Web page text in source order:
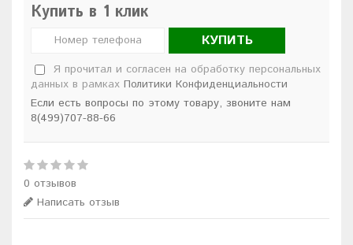
Купить в 1 клик
КУПИТЬ
Я прочитал и согласен на обработку персональных
данных в рамках Политики Конфиденциальности
Если есть вопросы по этому товару, звоните нам
8(499)707-88-66
0 отзывов
Написать отзыв